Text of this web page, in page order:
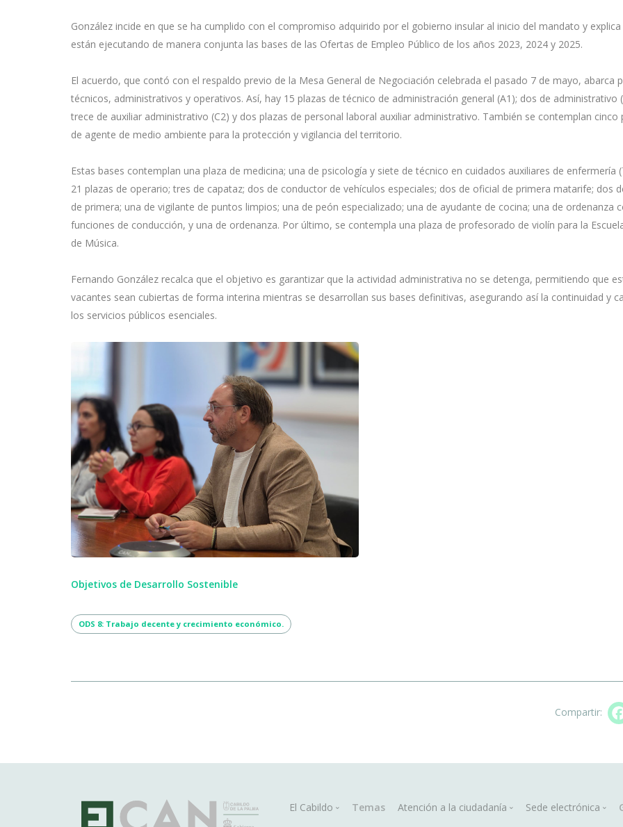
González incide en que se ha cumplido con el compromiso adquirido por el gobierno insular al inicio del mandato y
están ejecutando de manera conjunta las bases de las Ofertas de Empleo Público de los años 2023, 2024 y 2025.
El acuerdo, que contó con el respaldo previo de la Mesa General de Negociación celebrada el pasado 7 de mayo, abarca
técnicos, administrativos y operativos. Así, hay 15 plazas de técnico de administración general (A1); dos de administrativo
trece de auxiliar administrativo (C2) y dos plazas de personal laboral auxiliar administrativo. También se contemplan cinco
de agente de medio ambiente para la protección y vigilancia del territorio.
Estas bases contemplan una plaza de medicina; una de psicología y siete de técnico en cuidados auxiliares de enfermería
21 plazas de operario; tres de capataz; dos de conductor de vehículos especiales; dos de oficial de primera matarife; dos
de primera; una de vigilante de puntos limpios; una de peón especializado; una de ayudante de cocina; una de ordenanza
funciones de conducción, y una de ordenanza. Por último, se contempla una plaza de profesorado de violín para la
de Música.
Fernando González recalca que el objetivo es garantizar que la actividad administrativa no se detenga, permitiendo que
vacantes sean cubiertas de forma interina mientras se desarrollan sus bases definitivas, asegurando así la continuidad y
los servicios públicos esenciales.
Objetivos de Desarrollo Sostenible
ODS 8: Trabajo decente y crecimiento económico.
Compartir:
Main
El Cabildo Temas Atención a la ciudadanía Sede electrónica